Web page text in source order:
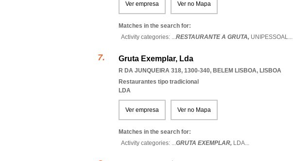
Ver empresa Ver no Mapa
Matches in the search for:
Activity categories: ...RESTAURANTE A GRUTA, UNIPESSOAL...
Gruta Exemplar, Lda
R DA JUNQUEIRA 318, 1300-340, BELEM LISBOA, LISBOA
Restaurantes tipo tradicional
LDA
Ver empresa Ver no Mapa
Matches in the search for:
Activity categories: ...GRUTA EXEMPLAR, LDA...